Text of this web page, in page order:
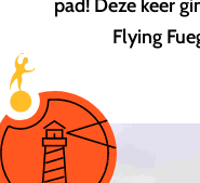
pad! Deze keer
Flying